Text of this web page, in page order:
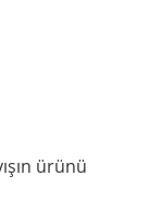
ürünü